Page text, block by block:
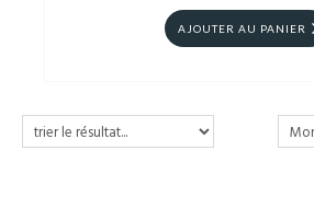
AJOUTER AU PANIER